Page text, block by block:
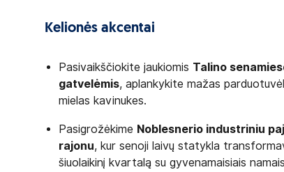
Kelionės akcentai
Pasivaikščiokite jaukiomis Talino
gatvelėmis, aplankykite mažas
mielas kavinukes.
Pasigrožėkime Noblesnerio industriniu
rajonu, kur senoji laivų statykla
šiuolaikinį kvartalą su gyvenamaisiais